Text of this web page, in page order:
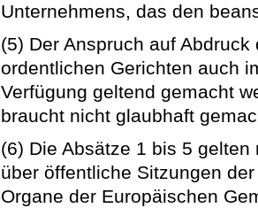
Unternehmens, das den
(5) Der Anspruch auf
ordentlichen Gerichten auch
Verfügung geltend gemacht
braucht nicht glaubhaft
(6) Die Absätze 1 bis 5
über öffentliche Sitzungen
Organe der Europäischen